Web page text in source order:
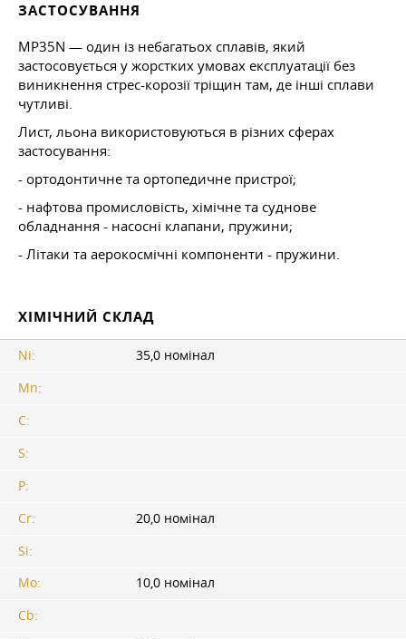
ЗАСТОСУВАННЯ
MP35N — один із небагатьох сплавів, який
застосовується у жорстких умовах експлуатації без
виникнення стрес-корозії тріщин там, де інші сплави
чутливі.
Лист, льона використовуються в різних сферах
застосування:
- ортодонтичне та ортопедичне пристрої;
- нафтова промисловість, хімічне та суднове
обладнання - насосні клапани, пружини;
- Літаки та аерокосмічні компоненти - пружини.
ХІМІЧНИЙ СКЛАД
Ni:
35,0 номінал
Mn:
C:
S:
P:
Cr:
20,0 номінал
Si:
Mo:
10,0 номінал
Cb: